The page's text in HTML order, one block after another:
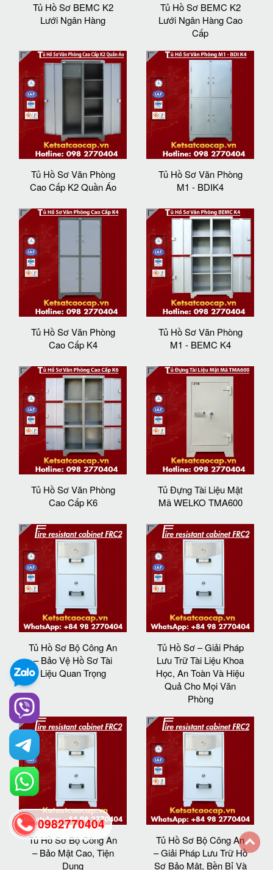
Tủ Hồ Sơ BEMC K2
Lưới Ngân Hàng
Tủ Hồ Sơ BEMC K2
Lưới Ngân Hàng Cao
Cấp
Tủ Hồ Sơ Văn Phòng
Cao Cấp K2 Quần Áo
Tủ Hồ Sơ Văn Phòng
M1 - BDIK4
Tủ Hồ Sơ Văn Phòng
Cao Cấp K4
Tủ Hồ Sơ Văn Phòng
M1 - BEMC K4
Tủ Hồ Sơ Văn Phòng
Cao Cấp K6
Tủ Đựng Tài Liệu Mật
Mã WELKO TMA600
Tủ Hồ Sơ Bộ Công An
– Bảo Vệ Hồ Sơ Tài
Liệu Quan Trọng
Tủ Hồ Sơ – Giải Pháp
Lưu Trữ Tài Liệu Khoa
Học, An Toàn Và Hiệu
Quả Cho Mọi Văn
Phòng
Tủ Hồ Sơ Bộ Công An
– Bảo Mật Cao, Tiện
Dụng
Tủ Hồ Sơ Bộ Công An
– Giải Pháp Lưu Trữ Hồ
Sơ Bảo Mật, Bền Bỉ Và
0982770404
back